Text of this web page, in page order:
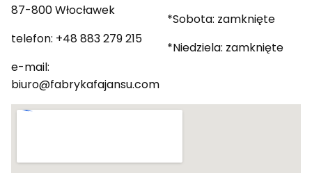
87-800 Włocławek
telefon: +48 883 279 215
e-mail:
biuro@fabrykafajansu.com
*Sobota: zamknięte
*Niedziela: zamknięte